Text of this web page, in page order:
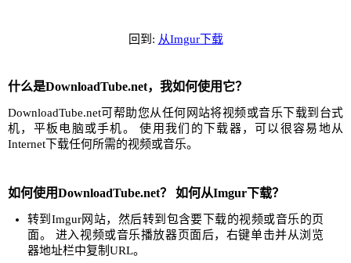
回到: 从Imgur下载
什么是DownloadTube.net，我如何使用它？
DownloadTube.net可帮助您从任何网站将视频或音乐下载到台式
机，平板电脑或手机。 使用我们的下载器，可以很容易地从
Internet下载任何所需的视频或音乐。
如何使用DownloadTube.net？ 如何从Imgur下载？
转到Imgur网站，然后转到包含要下载的视频或音乐的页
面。 进入视频或音乐播放器页面后，右键单击并从浏览
器地址栏中复制URL。